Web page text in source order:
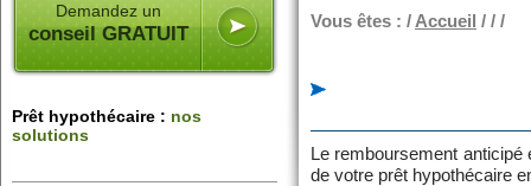
Demandez un
conseil GRATUIT
Prêt hypothécaire : nos
solutions
Vous êtes : / Accueil / / /
Le remboursement anticipé
de votre prêt hypothécaire